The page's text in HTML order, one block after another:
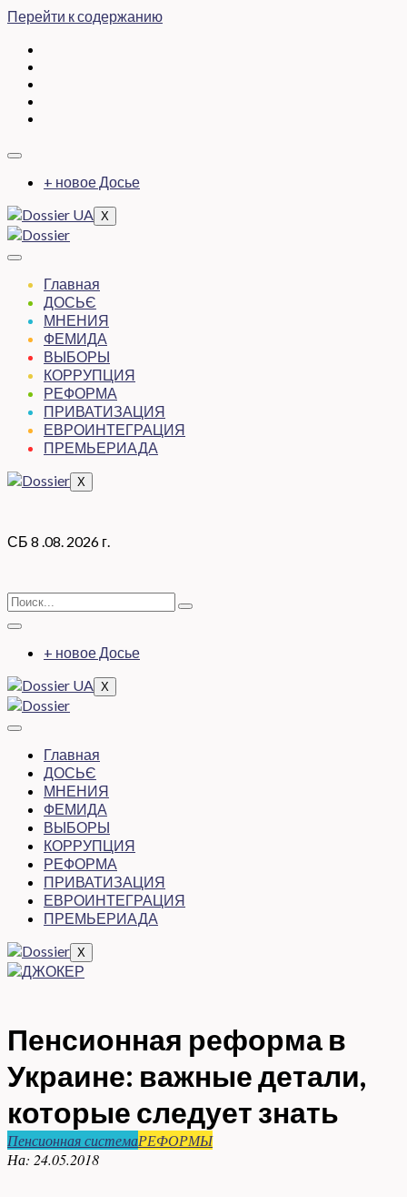
Перейти к содержанию
+ новое Досье
X
Главная
ДОСЬЄ
МНЕНИЯ
ФЕМИДА
ВЫБОРЫ
КОРРУПЦИЯ
РЕФОРМА
ПРИВАТИЗАЦИЯ
ЕВРОИНТЕГРАЦИЯ
ПРЕМЬЕРИАДА
X
СБ 8 .08. 2026 г.
+ новое Досье
X
Главная
ДОСЬЄ
МНЕНИЯ
ФЕМИДА
ВЫБОРЫ
КОРРУПЦИЯ
РЕФОРМА
ПРИВАТИЗАЦИЯ
ЕВРОИНТЕГРАЦИЯ
ПРЕМЬЕРИАДА
X
Пенсионная реформа в
Украине: важные детали,
которые следует знать
Пенсионная системаРЕФОРМЫ
На: 24.05.2018